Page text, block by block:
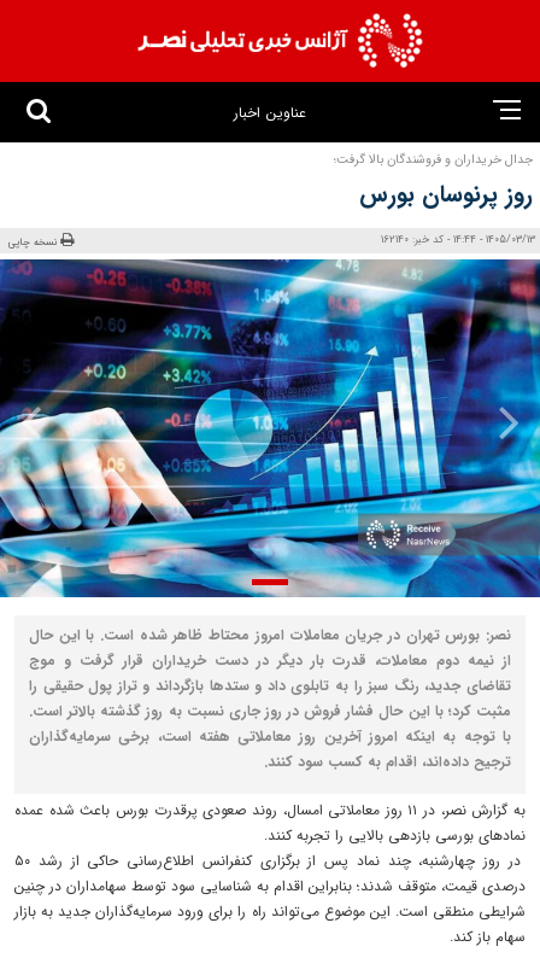
عناوین اخبار
جدال خریداران و فروشندگان بالا گرفت؛
روز پرنوسان بورس
1405/03/13 - 14:44 - کد خبر: 162140 نسخه چاپی
نصر: بورس تهران در جریان معاملات امروز محتاط ظاهر شده است. با این حال
از نیمه دوم معاملات، قدرت بار دیگر در دست خریداران قرار گرفت و موج
تقاضای جدید، رنگ سبز را به تابلوی داد و ستدها بازگرداند و تراز پول حقیقی را
مثبت کرد؛ با این حال فشار فروش در روز جاری نسبت به روز گذشته بالاتر است.
با توجه به اینکه امروز آخرین روز معاملاتی هفته است، برخی سرمایه‌گذاران
ترجیح داده‌اند، اقدام به کسب سود کنند.
به گزارش نصر، در ۱۱ روز معاملاتی امسال، روند صعودی پرقدرت بورس باعث شده عمده
نمادهای بورسی بازدهی بالایی را تجربه کنند.
در روز چهارشنبه، چند نماد پس از برگزاری کنفرانس اطلاع‌رسانی حاکی از رشد ۵۰
درصدی قیمت، متوقف شدند؛ بنابراین اقدام به شناسایی سود توسط سهامداران در چنین
شرایطی منطقی است. این موضوع می‌تواند راه را برای ورود سرمایه‌گذاران جدید به بازار
سهام باز کند.